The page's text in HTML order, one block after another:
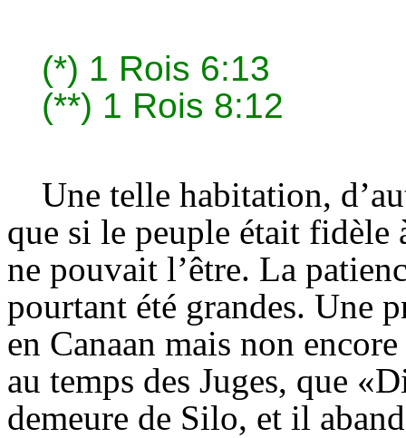
(*) 1 Rois 6:13
(**) 1 Rois 8:12
Une telle habitation,
que si le peuple était fidèle
ne pouvait l’être. La
pourtant été grandes. Une
en Canaan mais non
au temps des Juges, que
demeure de Silo, et il